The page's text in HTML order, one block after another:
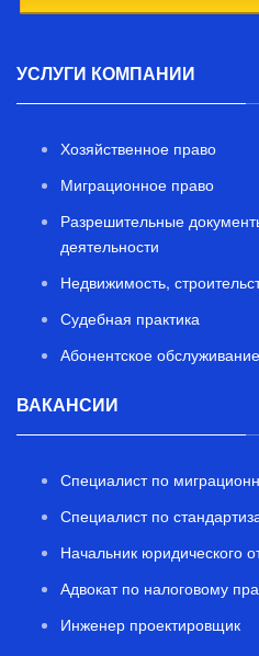
УСЛУГИ КОМПАНИИ
Хозяйственное право
Миграционное право
Разрешительные
деятельности
Недвижимость,
Судебная практика
Абонентское обслуживание
ВАКАНСИИ
Специалист по
Специалист по
Начальник юридического
Адвокат по налоговому
Инженер проектировщик